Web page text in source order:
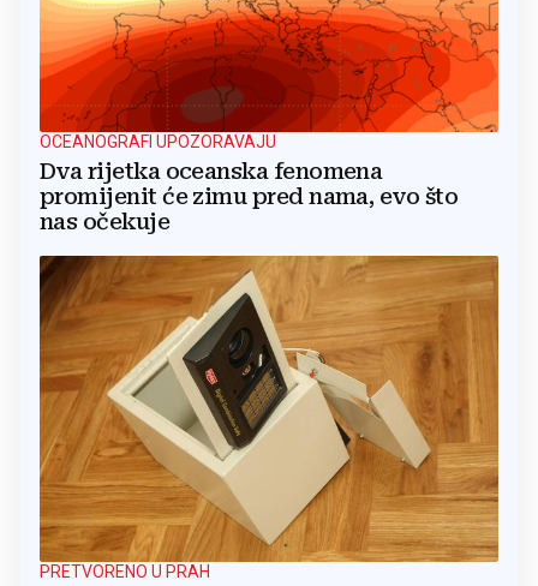
OCEANOGRAFI UPOZORAVAJU
Dva rijetka oceanska fenomena
promijenit će zimu pred nama, evo što
nas očekuje
PRETVORENO U PRAH